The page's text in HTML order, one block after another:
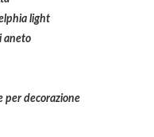
light
aneto
per decorazione